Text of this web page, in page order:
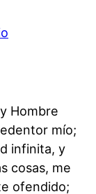
Hombre
mío;
infinita, y
cosas, me
ofendido;